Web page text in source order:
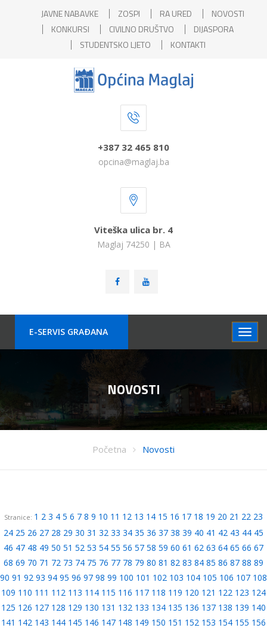
JAVNE NABAVKE ZOSPI RA URED
NOVOSTI
KONKURSI
CIVILNO DRUŠTVO
DIJASPORA
STUDENTSKO LJETO
KONTAKTI
+387 32 465 810
opcina@maglaj.ba
Viteška ulica br. 4
Maglaj 74250 | BA
E-SERVIS GRAÐANA
NOVOSTI
Početna Novosti
Stranice: 1 2 3 4 5 6 7 8 9 10 11 12 13 14 15 16 17 18 19 20 21 22 23
24 25 26 27 28 29 30 31 32 33 34 35 36 37 38 39 40 41 42 43 44 45
46 47 48 49 50 51 52 53 54 55 56 57 58 59 60 61 62 63 64 65 66 67
68 69 70 71 72 73 74 75 76 77 78 79 80 81 82 83 84 85 86 87 88 89
90 91 92 93 94 95 96 97 98 99 100 101 102 103 104 105 106 107 108
109 110 111 112 113 114 115 116 117 118 119 120 121 122 123 124
125 126 127 128 129 130 131 132 133 134 135 136 137 138 139 140
141 142 143 144 145 146 147 148 149 150 151 152 153 154 155 156